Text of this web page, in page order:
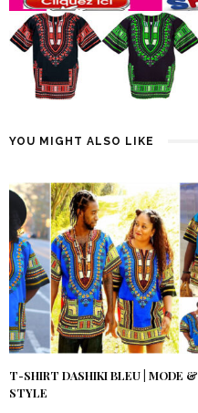
YOU MIGHT ALSO LIKE
T-SHIRT DASHIKI BLEU | MODE &
STYLE